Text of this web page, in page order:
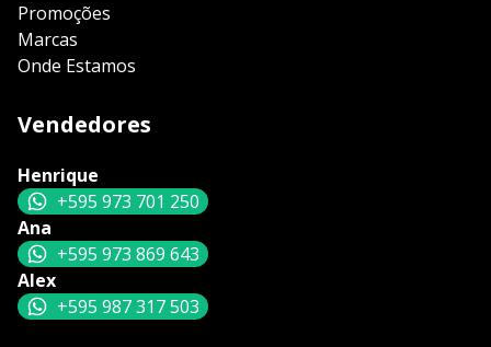
Promoções
Marcas
Onde Estamos
Vendedores
Henrique
+595 973 701 250
Ana
+595 973 869 643
Alex
+595 987 317 503